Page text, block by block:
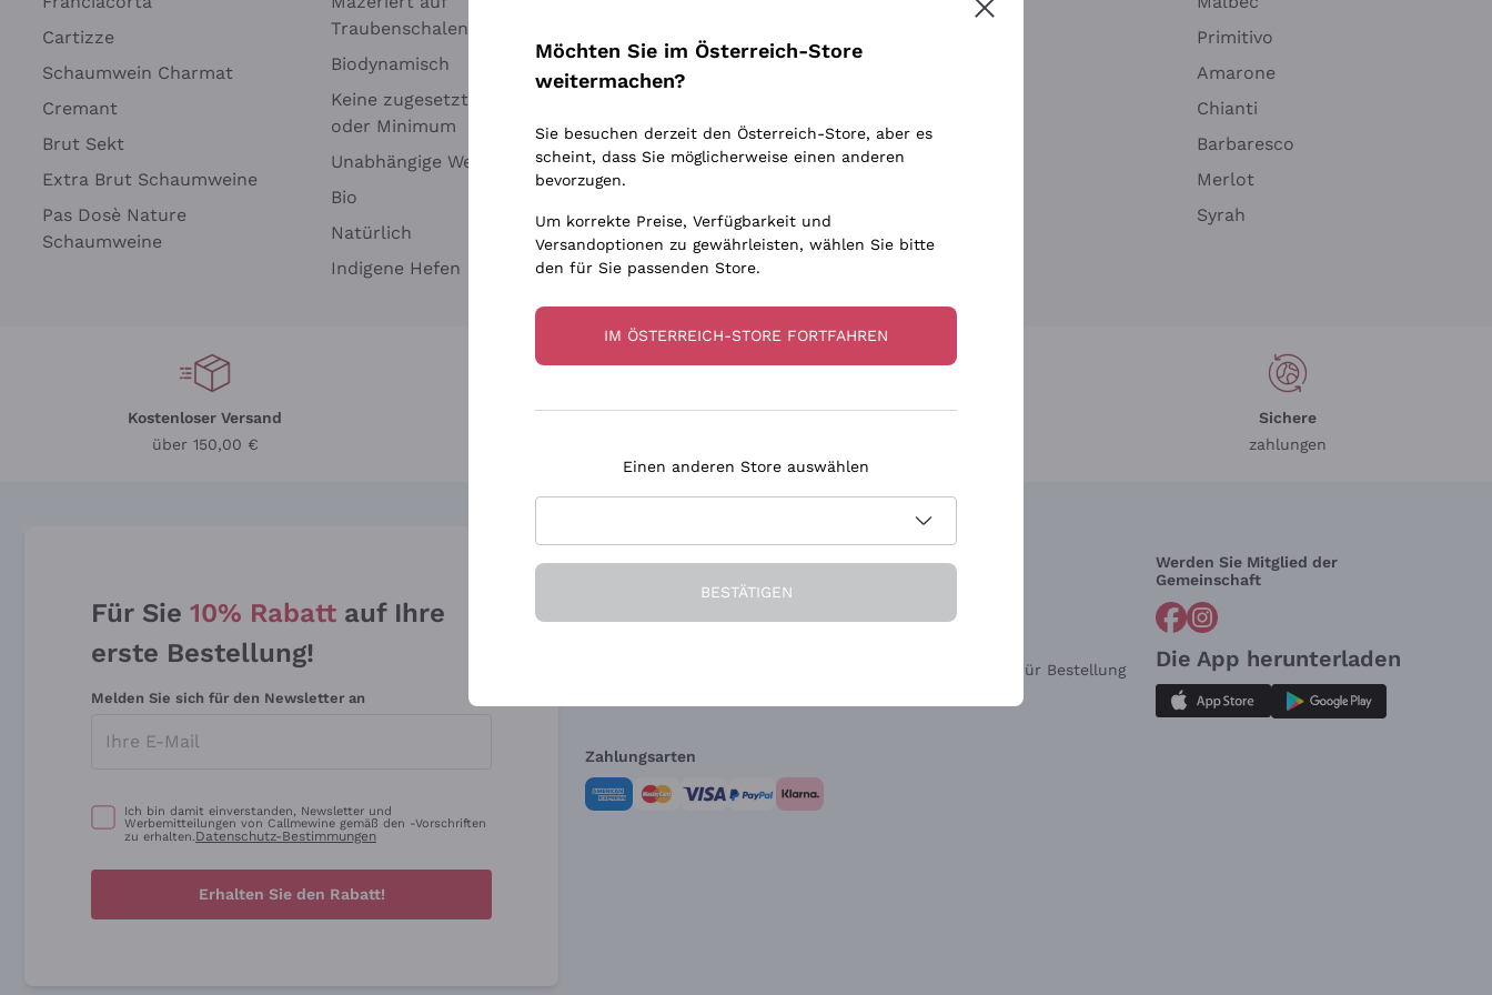
Cartizze
Schaumwein Charmat
Cremant
Brut Sekt
Extra Brut Schaumweine
Pas Dosè Nature
Schaumweine
Traubenschalen
Biodynamisch
Keine zugesetzten Sulfite
oder Minimum
Unabhängige Weinbauern
Bio
Natürlich
Indigene Hefen
Occhipinti Arianna
Biondi Santi
Argiolas
Zenato
Ca' dei Frati
Chardonnay
Primitivo
Amarone
Chianti
Barbaresco
Merlot
Syrah
Kostenloser Versand
über 150,00 €
Sichere
zahlungen
Für Sie 10% Rabatt auf Ihre
erste Bestellung!
Melden Sie sich für den Newsletter an
Ich bin damit einverstanden, Newsletter und
Werbemitteilungen von Callmewine gemäß den -Vorschriften
zu erhalten.Datenschutz-Bestimmungen
Erhalten Sie den Rabatt!
Die Firma Brauchen Sie Hilfe?
Widerrufsformular für Bestellung
Werden Sie Mitglied der
Gemeinschaft
Die App herunterladen
Zahlungsarten
Weitere Informationen finden Sie in unserem Datenschutz-Bestimmungen
Möchten Sie im Österreich-Store
weitermachen?
Sie besuchen derzeit den Österreich-Store, aber es
scheint, dass Sie möglicherweise einen anderen
bevorzugen.
Um korrekte Preise, Verfügbarkeit und
Versandoptionen zu gewährleisten, wählen Sie bitte
den für Sie passenden Store.
IM ÖSTERREICH-STORE FORTFAHREN
Einen anderen Store auswählen
BESTÄTIGEN